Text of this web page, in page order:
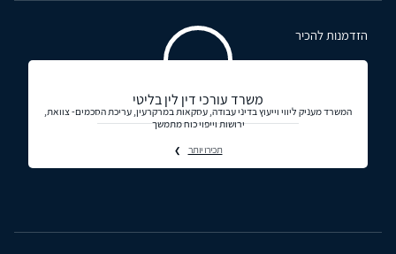
הזדמנות להכיר
משרד עורכי דין לין בליטי
המשרד מעניק ליווי וייעוץ בדיני עבודה, עסקאות במרקרעין, עריכת הסכמים- צוואת,
ירושות וייפוי כוח מתמשך
תכירו יותר